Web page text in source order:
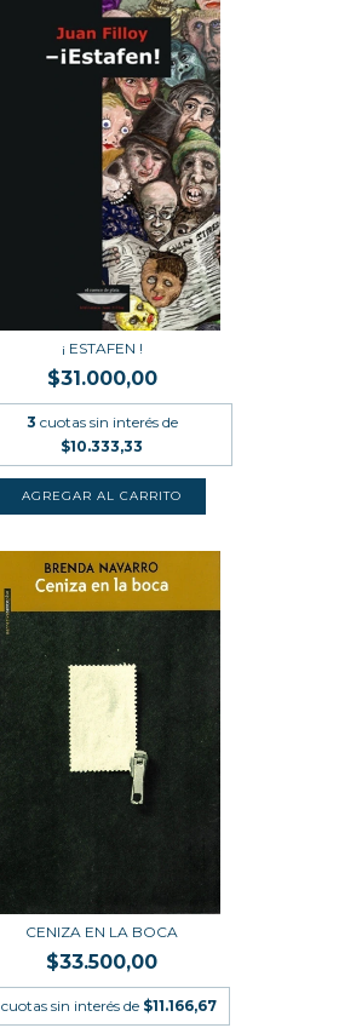
¡ ESTAFEN !
$31.000,00
3 cuotas sin interés de
$10.333,33
CENIZA EN LA BOCA
$33.500,00
cuotas sin interés de $11.166,67